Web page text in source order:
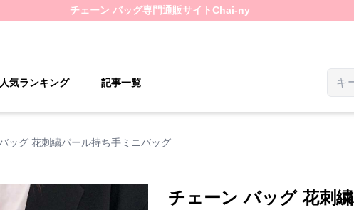
チェーン バッグ専門通販サイトChai-ny
人気ランキング 記事一覧
ッグ 花刺繍パール持ち手ミニバッグ
チェーン バッグ 花刺